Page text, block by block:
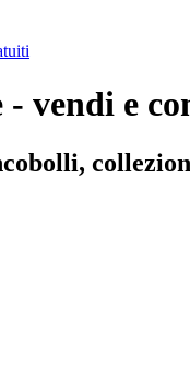
- vendi e